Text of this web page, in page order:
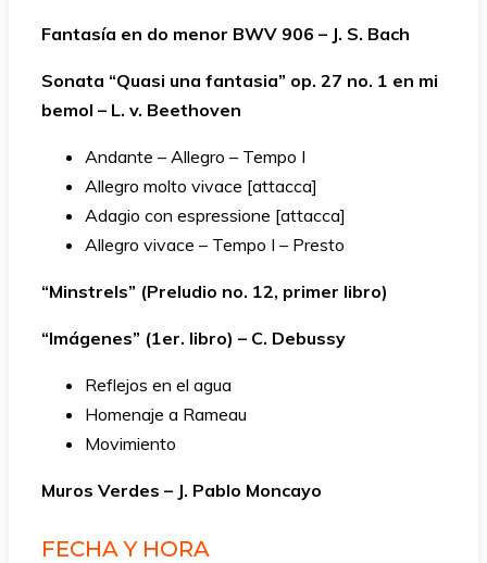
Fantasía en do menor BWV 906 – J. S. Bach
Sonata “Quasi una fantasia” op. 27 no. 1 en mi
bemol – L. v. Beethoven
Andante – Allegro – Tempo I
Allegro molto vivace [attacca]
Adagio con espressione [attacca]
Allegro vivace – Tempo I – Presto
“Minstrels” (Preludio no. 12, primer libro)
“Imágenes” (1er. libro) – C. Debussy
Reflejos en el agua
Homenaje a Rameau
Movimiento
Muros Verdes – J. Pablo Moncayo
FECHA Y HORA